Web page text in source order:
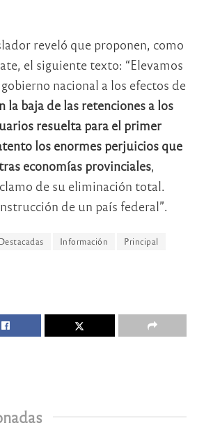
reveló que proponen, como
el siguiente texto: “Elevamos
nacional a los efectos de
la baja de las retenciones a los
resuelta para el primer
los enormes perjuicios que
economías provinciales,
de su eliminación total.
de un país federal”.
Información
Principal